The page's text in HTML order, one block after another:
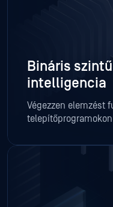
Bináris
intelligencia
Végezzen elemzést
a rendszer